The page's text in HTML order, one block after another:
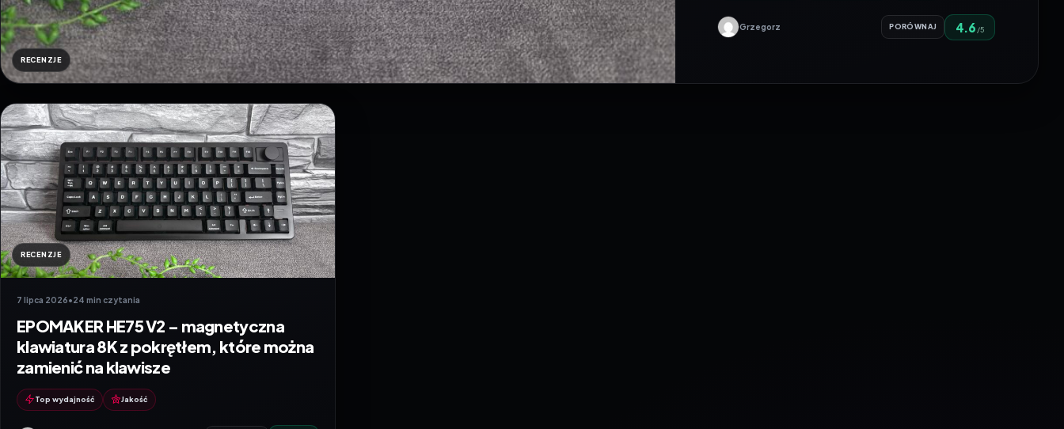
RECENZJE
Grzegorz PORÓWNAJ 4.6 /5
RECENZJE
7 lipca 2026•24 min czytania
EPOMAKER HE75 V2 – magnetyczna
klawiatura 8K z pokrętłem, które można
zamienić na klawisze
Top wydajność Jakość